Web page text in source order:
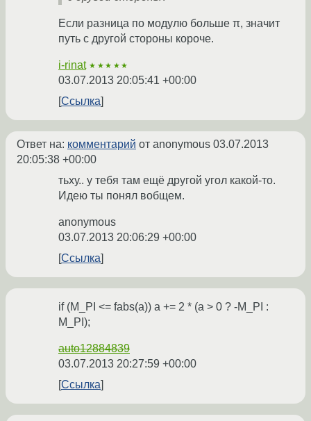
Если разница по модулю больше π, значит
путь с другой стороны короче.
i-rinat ★★★★★
03.07.2013 20:05:41 +00:00
Ссылка
Ответ на: комментарий от anonymous 03.07.2013
20:05:38 +00:00
тьху.. у тебя там ещё другой угол какой-то.
Идею ты понял вобщем.
anonymous
03.07.2013 20:06:29 +00:00
Ссылка
if (M_PI <= fabs(a)) a += 2 * (a > 0 ? -M_PI :
M_PI);
auto12884839
03.07.2013 20:27:59 +00:00
Ссылка